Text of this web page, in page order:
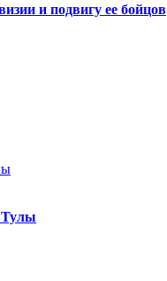
и подвигу ее бойцов
Тулы